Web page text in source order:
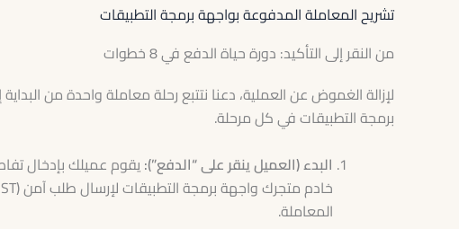
تشريح المعاملة المدفوعة بواجهة برمجة التطبيقات
من النقر إلى التأكيد: دورة حياة الدفع في 8 خطوات
لإزالة الغموض عن العملية، دعنا نتتبع رحلة معاملة واحدة من
برمجة التطبيقات في كل مرحلة.
البدء (العميل ينقر على “الدفع”):
المعاملة.